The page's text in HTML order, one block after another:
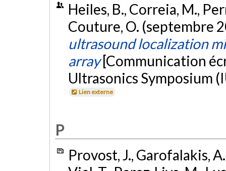
Heiles, B., Correia, M.,
Couture, O. (septembre
ultrasound localization
array [Communication
Ultrasonics Symposium
Lien externe
P
Provost, J., Garofalakis,